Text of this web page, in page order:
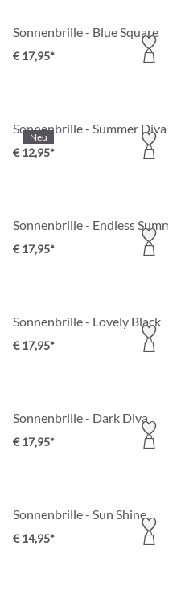
Sonnenbrille - Blue Square
€ 17,95*
Neu
Sonnenbrille - Summer Diva
€ 12,95*
Sonnenbrille - Endless
€ 17,95*
Sonnenbrille - Lovely Black
€ 17,95*
Sonnenbrille - Dark Diva
€ 17,95*
Sonnenbrille - Sun Shine
€ 14,95*